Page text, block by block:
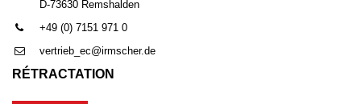
D-73630 Remshalden
+49 (0) 7151 971 0
vertrieb_ec@irmscher.de
RÉTRACTATION